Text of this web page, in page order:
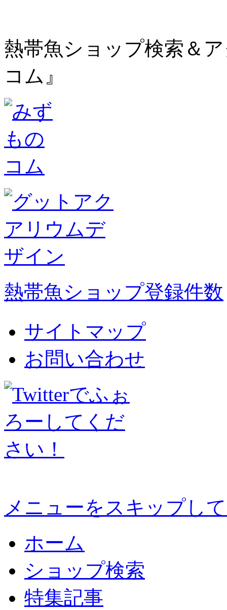
熱帯魚ショップ検索＆
コム』
熱帯魚ショップ登録件数
サイトマップ
お問い合わせ
メニューをスキップし
ホーム
ショップ検索
特集記事